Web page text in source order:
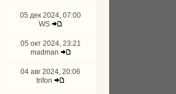
05 дек 2024, 07:00
WS
05 окт 2024, 23:21
madman
04 авг 2024, 20:06
trifon